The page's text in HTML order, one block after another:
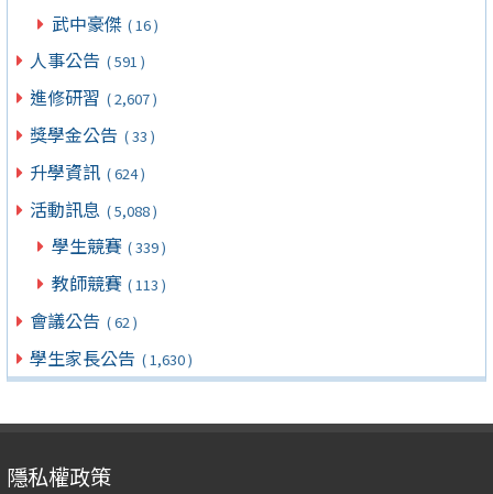
武中豪傑 ( 16 )
人事公告 ( 591 )
進修研習 ( 2,607 )
獎學金公告 ( 33 )
升學資訊 ( 624 )
活動訊息 ( 5,088 )
學生競賽 ( 339 )
教師競賽 ( 113 )
會議公告 ( 62 )
學生家長公告 ( 1,630 )
隱私權政策